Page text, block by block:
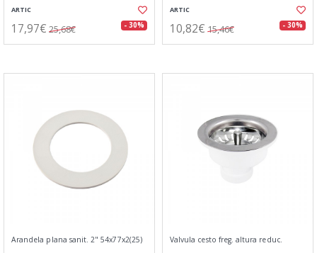
ARTIC
17,97€ 25,68€ - 30%
ARTIC
10,82€ 15,46€ - 30%
Arandela plana sanit. 2" 54x77x2(25) Valvula cesto freg. altura reduc.